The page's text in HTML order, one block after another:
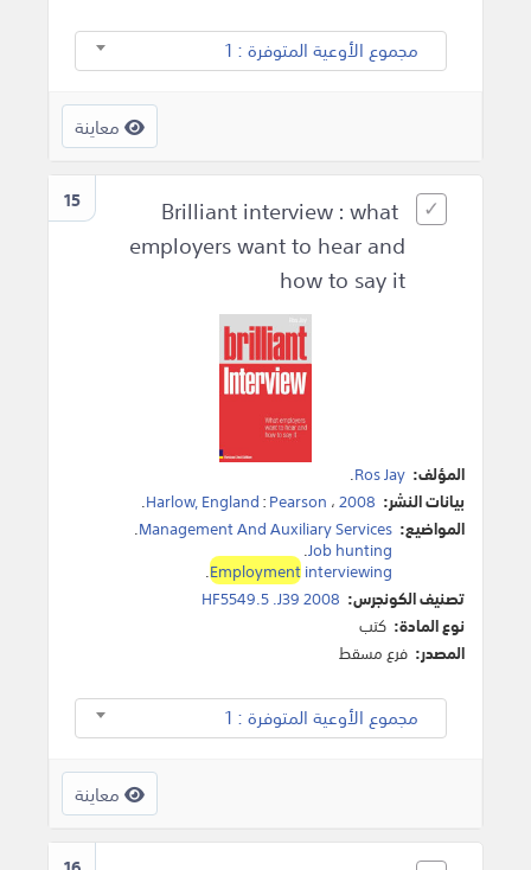
مجموع الأوعية المتوفرة : 1
معاينة
15
Brilliant interview : what
employers want to hear and
how to say it
المؤلف: Ros Jay
.
بيانات النشر:
Harlow, England:Pearson ،2008
.
المواضيع: Management And Auxiliary Services
.
Job hunting
.
Employmentinterviewing
.
تصنيف الكونجرس: HF5549.5 .J39 2008
نوع المادة: كتب
المصدر: فرع مسقط
مجموع الأوعية المتوفرة : 1
معاينة